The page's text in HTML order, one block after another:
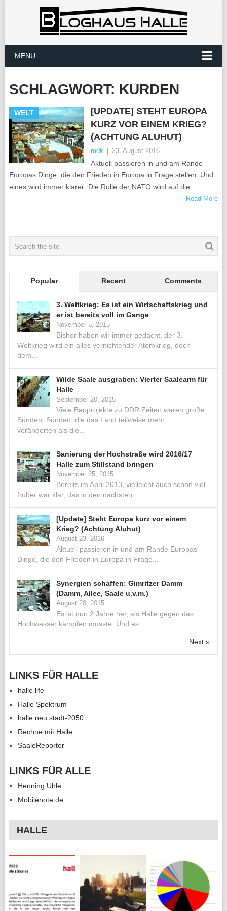
MENU
SCHLAGWORT: KURDEN
WELT
[UPDATE] STEHT EUROPA
KURZ VOR EINEM KRIEG?
(ACHTUNG ALUHUT)
mdk 23. August 2016
Aktuell passieren in und am Rande
Europas Dinge, die den Frieden in Europa in Frage stellen. Und
eines wird immer klarer: Die Rolle der NATO wird auf die
Read More
Popular Recent Comments
3. Weltkrieg: Es ist ein Wirtschaftskrieg und
er ist bereits voll im Gange
November 5, 2015
Bisher haben wir immer gedacht, der 3.
Weltkrieg wird ein alles vernichtender Atomkrieg, doch
dem...
Wilde Saale ausgraben: Vierter Saalearm für
Halle
September 20, 2015
Viele Bauprojekte zu DDR Zeiten waren große
Sünden. Sünden, die das Land teilweise mehr
veränderten als die...
Sanierung der Hochstraße wird 2016/17
Halle zum Stillstand bringen
November 25, 2015
Bereits im April 2013, vielleicht auch schon viel
früher war klar, das in den nächsten...
[Update] Steht Europa kurz vor einem
Krieg? (Achtung Aluhut)
August 23, 2016
Aktuell passieren in und am Rande Europas
Dinge, die den Frieden in Europa in Frage...
Synergien schaffen: Gimritzer Damm
(Damm, Allee, Saale u.v.m.)
August 28, 2015
Es ist nun 2 Jahre her, als Halle gegen das
Hochwasser kämpfen musste. Und es...
Next »
LINKS FÜR HALLE
halle life
Halle Spektrum
halle.neu.stadt-2050
Rechne mit Halle
SaaleReporter
LINKS FÜR ALLE
Henning Uhle
Mobilenote.de
HALLE